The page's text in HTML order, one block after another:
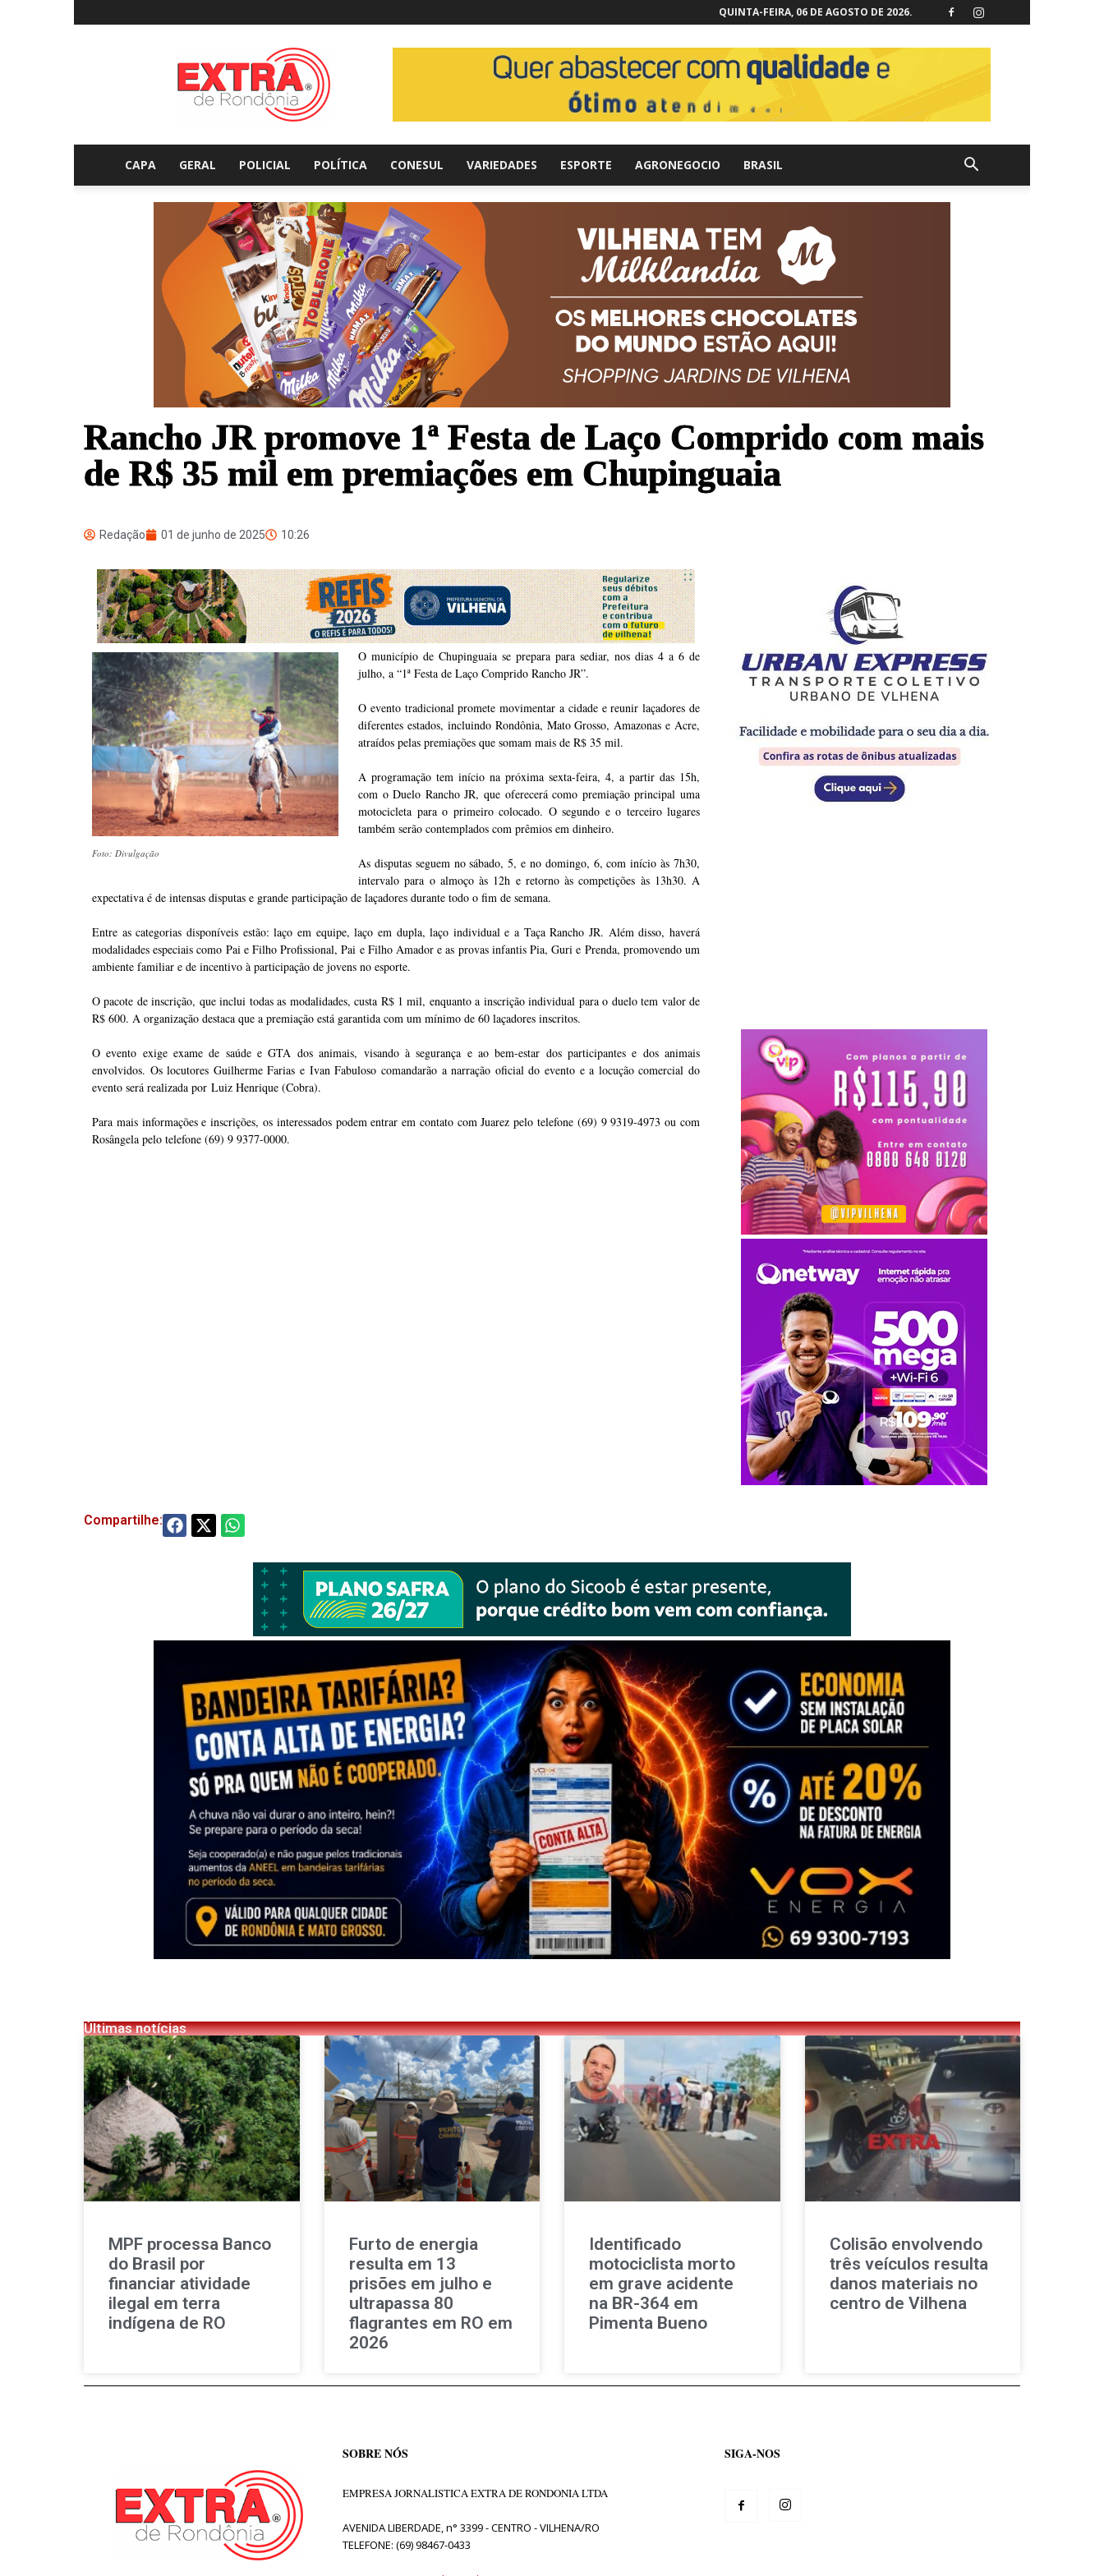
QUINTA-FEIRA, 06 DE AGOSTO DE 2026.
Extraderondonia.com.br
CAPA GERAL POLICIAL POLÍTICA CONESUL VARIEDADES ESPORTE AGRONEGOCIO BRASIL
Rancho JR promove 1ª Festa de Laço Comprido com mais
de R$ 35 mil em premiações em Chupinguaia
Redação 01 de junho de 2025 10:26
Foto: Divulgação
O município de Chupinguaia se prepara para sediar, nos dias 4 a 6 de
julho, a “1ª Festa de Laço Comprido Rancho JR”.
O evento tradicional promete movimentar a cidade e reunir laçadores de
diferentes estados, incluindo Rondônia, Mato Grosso, Amazonas e Acre,
atraídos pelas premiações que somam mais de R$ 35 mil.
A programação tem início na próxima sexta-feira, 4, a partir das 15h,
com o Duelo Rancho JR, que oferecerá como premiação principal uma
motocicleta para o primeiro colocado. O segundo e o terceiro lugares
também serão contemplados com prêmios em dinheiro.
As disputas seguem no sábado, 5, e no domingo, 6, com início às 7h30,
intervalo para o almoço às 12h e retorno às competições às 13h30. A
expectativa é de intensas disputas e grande participação de laçadores durante todo o fim de semana.
Entre as categorias disponíveis estão: laço em equipe, laço em dupla, laço individual e a Taça Rancho JR. Além disso, haverá
modalidades especiais como Pai e Filho Profissional, Pai e Filho Amador e as provas infantis Pia, Guri e Prenda, promovendo um
ambiente familiar e de incentivo à participação de jovens no esporte.
O pacote de inscrição, que inclui todas as modalidades, custa R$ 1 mil, enquanto a inscrição individual para o duelo tem valor de
R$ 600. A organização destaca que a premiação está garantida com um mínimo de 60 laçadores inscritos.
O evento exige exame de saúde e GTA dos animais, visando à segurança e ao bem-estar dos participantes e dos animais
envolvidos. Os locutores Guilherme Farias e Ivan Fabuloso comandarão a narração oficial do evento e a locução comercial do
evento será realizada por Luiz Henrique (Cobra).
Para mais informações e inscrições, os interessados podem entrar em contato com Juarez pelo telefone (69) 9 9319-4973 ou com
Rosângela pelo telefone (69) 9 9377-0000.
Compartilhe:
Últimas notícias
MPF processa Banco
do Brasil por
financiar atividade
ilegal em terra
indígena de RO
Furto de energia
resulta em 13
prisões em julho e
ultrapassa 80
flagrantes em RO em
2026
Identificado
motociclista morto
em grave acidente
na BR-364 em
Pimenta Bueno
Colisão envolvendo
três veículos resulta
danos materiais no
centro de Vilhena
SOBRE NÓS
EMPRESA JORNALISTICA EXTRA DE RONDONIA LTDA
AVENIDA LIBERDADE, n° 3399 - CENTRO - VILHENA/RO
TELEFONE: (69) 98467-0433
SIGA-NOS